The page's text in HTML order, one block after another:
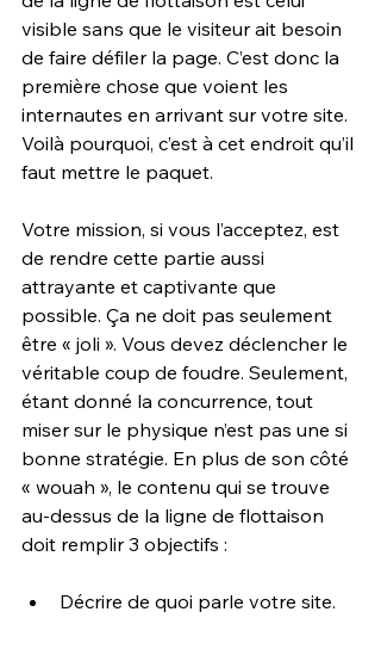
visible sans que le visiteur ait besoin
de faire défiler la page. C’est donc la
première chose que voient les
internautes en arrivant sur votre site.
Voilà pourquoi, c’est à cet endroit qu’il
faut mettre le paquet.
Votre mission, si vous l’acceptez, est
de rendre cette partie aussi
attrayante et captivante que
possible. Ça ne doit pas seulement
être « joli ». Vous devez déclencher le
véritable coup de foudre. Seulement,
étant donné la concurrence, tout
miser sur le physique n’est pas une si
bonne stratégie. En plus de son côté
« wouah », le contenu qui se trouve
au-dessus de la ligne de flottaison
doit remplir 3 objectifs :
Décrire de quoi parle votre site.